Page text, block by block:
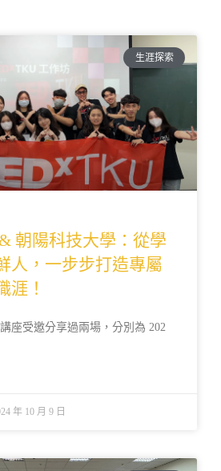
生涯探索
朝陽科技大學：從學
人，一步步打造專屬
涯！
座受邀分享過兩場，分別為 202
年 10 月 9 日